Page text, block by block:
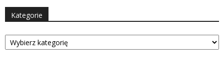
Kategorie
Kategorie